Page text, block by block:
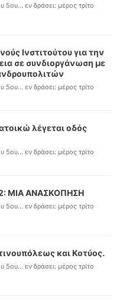
5ου... εν δράσει: μέρος τρίτο
Ινστιτούτου για την
σε συνδιοργάνωση με
5ου... εν δράσει: μέρος τρίτο
λέγεται οδός
5ου... εν δράσει: μέρος τρίτο
ΜΙΑ ΑΝΑΣΚΟΠΗΣΗ
5ου... εν δράσει: μέρος τρίτο
και Κοτύος.
5ου... εν δράσει: μέρος τρίτο